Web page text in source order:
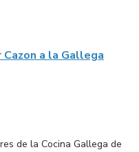
a la Gallega
de la Cocina Gallega de